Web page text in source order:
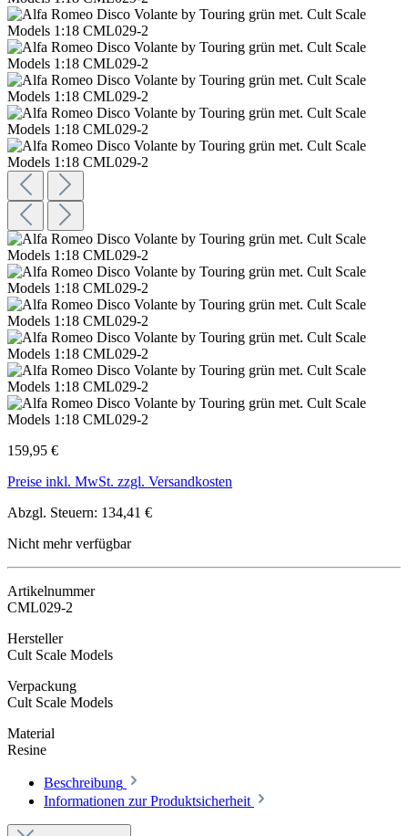
159,95 €
Preise inkl. MwSt. zzgl. Versandkosten
Abzgl. Steuern: 134,41 €
Nicht mehr verfügbar
Artikelnummer
CML029-2
Hersteller
Cult Scale Models
Verpackung
Cult Scale Models
Material
Resine
Beschreibung
Informationen zur Produktsicherheit